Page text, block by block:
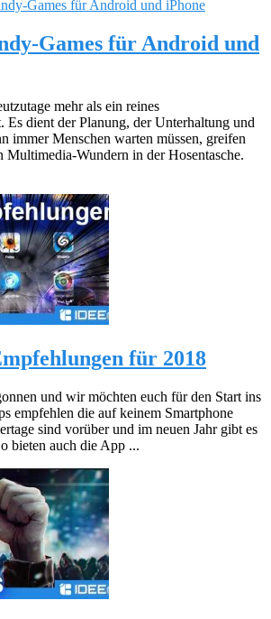
Games für Android und
mehr als ein reines
Es dient der Planung, der Unterhaltung und
immer Menschen warten müssen, greifen
Multimedia-Wundern in der Hosentasche.
für 2018
und wir möchten euch für den Start ins
empfehlen die auf keinem Smartphone
sind vorüber und im neuen Jahr gibt es
bieten auch die App ...